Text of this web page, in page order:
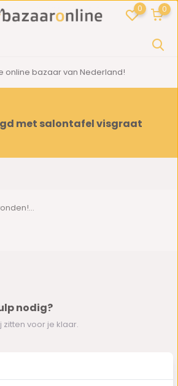
0 0
online bazaar van Nederland!
met salontafel visgraat
nodig?
zitten voor je klaar.